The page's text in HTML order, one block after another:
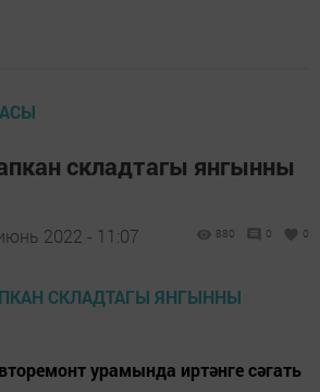
складтагы янгынны
2022 - 11:07 880 0 0
урамында иртәнге сәгать